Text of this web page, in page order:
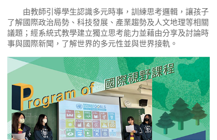
由教師引導學生認識多元時事，訓練思考邏輯，讓孩子
了解國際政治局勢、科技發展、產業趨勢及人文地理等相關
議題；經系統式教學建立獨立思考能力並藉由分享及討論時
事與國際新聞，了解世界的多元性並與世界接軌。